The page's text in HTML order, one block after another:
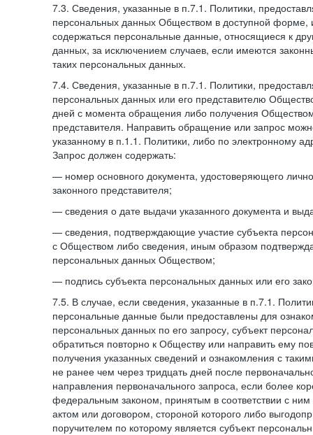
7.3. Сведения, указанные в п.7.1. Политики,
персональных данных Обществом в доступной форме,
содержаться персональные данные, относящиеся к
данных, за исключением случаев, если имеются
таких персональных данных.
7.4. Сведения, указанные в п.7.1. Политики,
персональных данных или его представителю
дней с момента обращения либо получения
представителя. Направить обращение или запрос
указанному в п.1.1. Политики, либо по электронному
Запрос должен содержать:
— номер основного документа, удостоверяющего
законного представителя;
— сведения о дате выдачи указанного документа и
— сведения, подтверждающие участие субъекта
с Обществом либо сведения, иным образом
персональных данных Обществом;
— подпись субъекта персональных данных или его
7.5. В случае, если сведения, указанные в п.7.1.
персональные данные были предоставлены для
персональных данных по его запросу, субъект
обратиться повторно к Обществу или направить ему
получения указанных сведений и ознакомления с
не ранее чем через тридцать дней после
направления первоначального запроса, если более
федеральным законом, принятым в соответствии с
актом или договором, стороной которого либо
поручителем по которому является субъект